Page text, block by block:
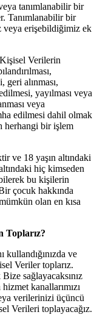
tanımlanabilir bir
Tanımlanabilir bir
veya erişebildiğimiz ek
Verilerin
geri alınması,
yayılması veya
veya
edilmesi dahil olmak
herhangi bir işlem
ve 18 yaşın altındaki
hiç kimseden
bu kişilerin
çocuk hakkında
olan en kısa
Toplarız?
kullandığınızda ve
Veriler toplarız.
sağlayacaksınız
kanallarımızı
verilerinizi üçüncü
Verileri toplayacağız.